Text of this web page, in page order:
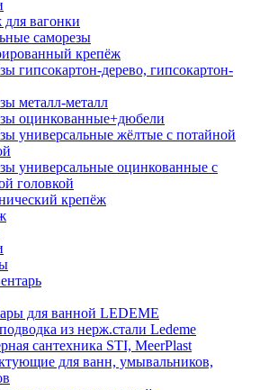
вагонки
саморезы
крепёж
гипсокартон-дерево, гипсокартон-
металл-металл
оцинкованные+дюбели
универсальные жёлтые с потайной
универсальные оцинкованные с
головкой
крепёж
для ванной LEDEME
из нерж.стали Ledeme
сантехника STI, MeerPlast
для ванн, умывальников,